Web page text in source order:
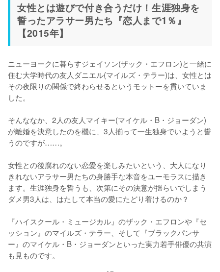
女性とは遊びで付き合うだけ！生涯独身を
誓ったアラサー男たち『恋人まで1％』
【2015年】
ニューヨークに暮らすジェイソン(ザック・エフロン)と一緒に
住む大学時代の友人ダニエル(マイルズ・テラー)は、女性とは
その夜限りの関係で終わらせるというモットーを貫いていま
した。
そんななか、2人の友人マイキー(マイケル・B・ジョーダン)
が離婚を決意したのを機に、3人揃って一生独身でいようと誓
うのですが……。
女性との後腐れのない恋愛を楽しみたいという、大人になり
きれないアラサー男たちの身勝手な本音をユーモラスに描き
ます。生涯独身を誓うも、次第にその決意が揺らいでしまう
ダメ男3人は、はたして本当の愛にたどり着けるのか？
『ハイスクール・ミュージカル』のザック・エフロンや『セ
ッション』のマイルズ・テラー、そして『ブラックパンサ
ー』のマイケル・B・ジョーダンといった実力若手俳優の共演
も見ものです。